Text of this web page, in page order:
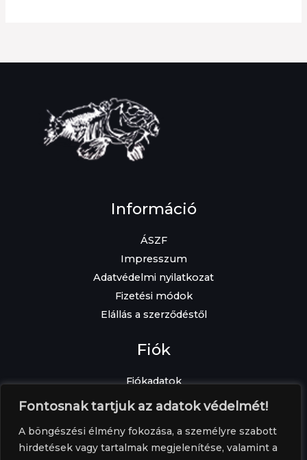
Fontosnak tartjuk az adatok védelmét!
A böngészési élmény fokozása, a személyre szabott
hirdetések vagy tartalmak megjelenítése, valamint a
Információ
ÁSZF
Impresszum
Adatvédelmi nyilatkozat
Fizetési módok
Elállás a szerződéstől
Fiók
Fiókadatok
Elfelejtett jelszó
Rendelések